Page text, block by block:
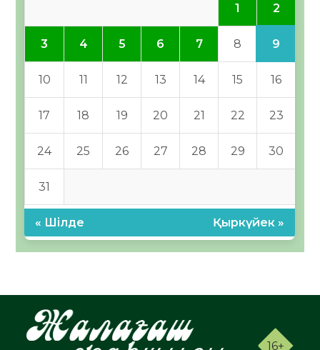
1 2
3 4 5 6 7 8 9
10 11 12 13 14 15 16
17 18 19 20 21 22 23
24 25 26 27 28 29 30
31
« Шілде Қыркүйек »
16+